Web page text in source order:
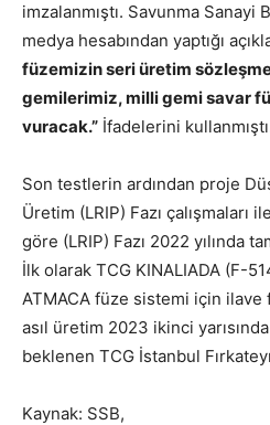
imzalanmıştı. Savunma Sanayi
medya hesabından yaptığı
füzemizin seri üretim
gemilerimiz, milli gemi savar
vuracak.” İfadelerini
Son testlerin ardından proje
Üretim (LRIP) Fazı çalışmaları
göre (LRIP) Fazı 2022 yılında
İlk olarak TCG KINALIADA (F-
ATMACA füze sistemi için ilave
asıl üretim 2023 ikinci
beklenen TCG İstanbul
Kaynak: SSB,